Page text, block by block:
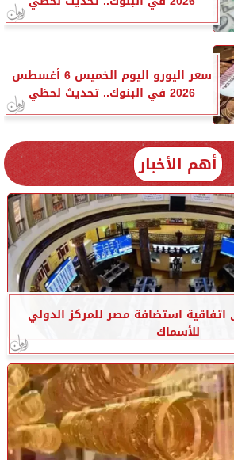
سعر اليورو اليوم الخميس 6 أغسطس
2026 في البنوك.. تحديث لحظي
أهم الأخبار
اتفاقية استضافة مصر للمركز الدولي
للأسماك